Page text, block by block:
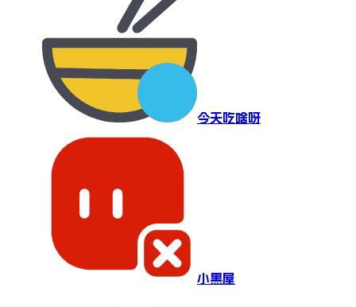
今天吃啥呀
小黑屋